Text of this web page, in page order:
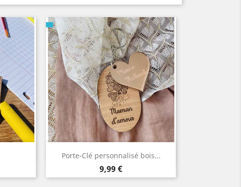
Porte-Clé personnalisé bois...
Prix
9,99 €
Aperçu rapide